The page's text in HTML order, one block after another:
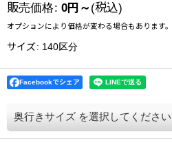
販売価格: 0円 ～ (税込)
オプションにより価格が変わる場合もあります。
サイズ: 140区分
Facebookでシェア
奥行きサイズ を選択してください